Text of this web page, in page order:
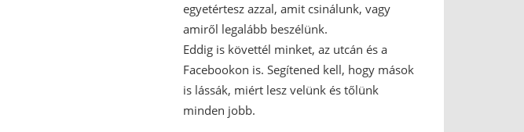
egyetértesz azzal, amit csinálunk, vagy
amiről legalább beszélünk.
Eddig is követtél minket, az utcán és a
Facebookon is. Segítened kell, hogy mások
is lássák, miért lesz velünk és tőlünk
minden jobb.